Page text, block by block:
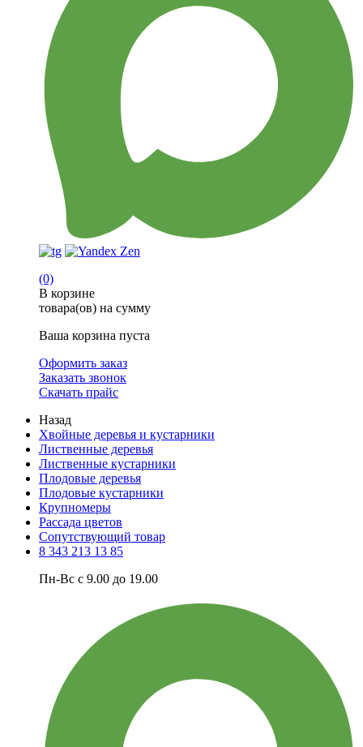
(0)
В корзине
товара(ов) на сумму
Ваша корзина пуста
Оформить заказ
Заказать звонок
Скачать прайс
Назад
Хвойные деревья и кустарники
Лиственные деревья
Лиственные кустарники
Плодовые деревья
Плодовые кустарники
Крупномеры
Рассада цветов
Сопутствующий товар
8 343 213 13 85
Пн-Вс с 9.00 до 19.00